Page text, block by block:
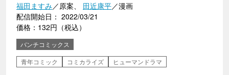
福田ますみ／原案、 田近康平／漫画
配信開始日： 2022/03/21
価格：132円（税込）
バンチコミックス
青年コミック
コミカライズ ヒューマンドラマ